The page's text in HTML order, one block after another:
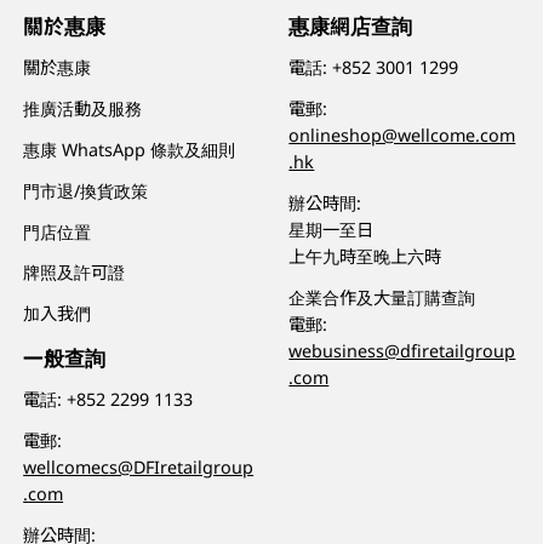
關於惠康
關於惠康
推廣活動及服務
惠康 WhatsApp 條款及細則
門市退/換貨政策
門店位置
牌照及許可證
加入我們
一般查詢
電話:+852 2299 1133
電郵:
wellcomecs@DFIretailgroup
.com
辦公時間:
惠康網店查詢
電話:+852 3001 1299
電郵:
onlineshop@wellcome.com
.hk
辦公時間:
星期一至日
上午九時至晚上六時
企業合作及大量訂購查詢
電郵:
webusiness@dfiretailgroup
.com